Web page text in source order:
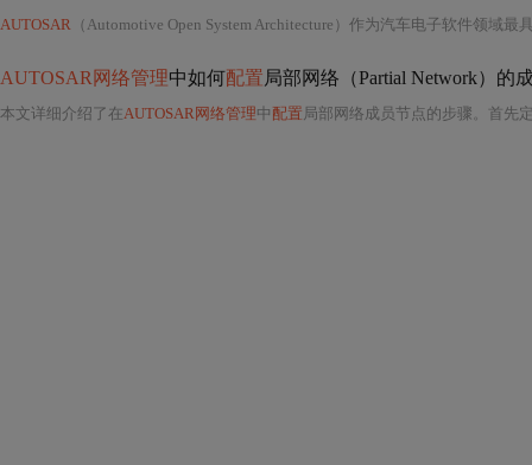
AUTOSAR （Automotive Open System Architecture）作为汽车电子软件领域最具影响力的开放式系统架构标准，其
AUTOSAR网络管理中如何配置局部网络（Partial Network）的
本文详细介绍了在AUTOSAR网络管理中配置 局部网络成员节点的步骤。首先定义网